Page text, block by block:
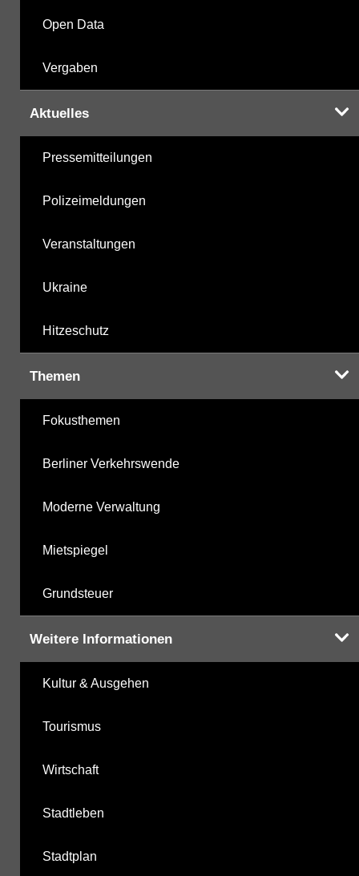
Open Data
Vergaben
Aktuelles
Pressemitteilungen
Polizeimeldungen
Veranstaltungen
Ukraine
Hitzeschutz
Themen
Fokusthemen
Berliner Verkehrswende
Moderne Verwaltung
Mietspiegel
Grundsteuer
Weitere Informationen
Kultur & Ausgehen
Tourismus
Wirtschaft
Stadtleben
Stadtplan